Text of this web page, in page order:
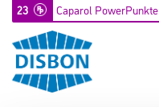
23 Caparol PowerPunkte